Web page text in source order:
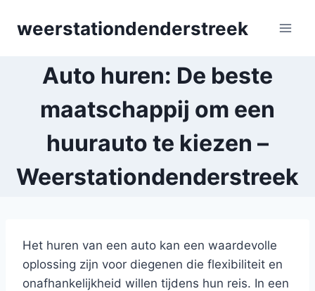
weerstationdenderstreek
Auto huren: De beste
maatschappij om een
huurauto te kiezen –
Weerstationdenderstreek
Het huren van een auto kan een waardevolle
oplossing zijn voor diegenen die flexibiliteit en
onafhankelijkheid willen tijdens hun reis. In een